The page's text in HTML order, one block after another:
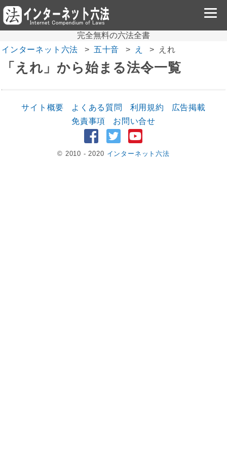
完全無料の六法全書
インターネット六法
五十音 え えれ
「えれ」から始まる法令一覧
サイト概要 よくある質問 利用規約
広告掲載
免責事項
お問い合せ
© 2010 - 2020 インターネット六法